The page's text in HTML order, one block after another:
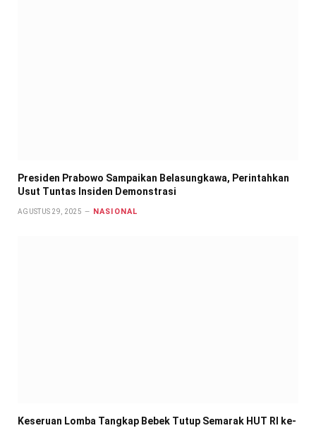
Presiden Prabowo Sampaikan Belasungkawa, Perintahkan
Usut Tuntas Insiden Demonstrasi
AGUSTUS 29, 2025 NASIONAL
Keseruan Lomba Tangkap Bebek Tutup Semarak HUT RI ke-